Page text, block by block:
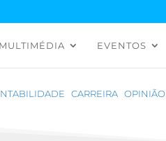
MULTIMÉDIA EVENTOS
CARREIRA OPINIÃO